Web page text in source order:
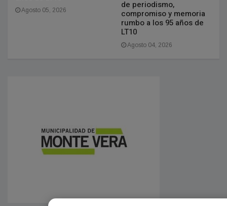
Agosto 05, 2026
de periodismo,
compromiso y memoria
rumbo a los 95 años de
LT10
Agosto 04, 2026